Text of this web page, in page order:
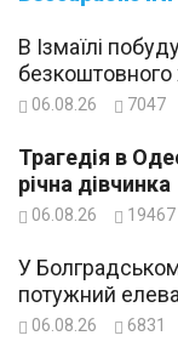
В Ізмаїлі
безкоштовного
06.08.26 7047
Трагедія в
річна дівчинка
06.08.26 19467
У
потужний
06.08.26 6831